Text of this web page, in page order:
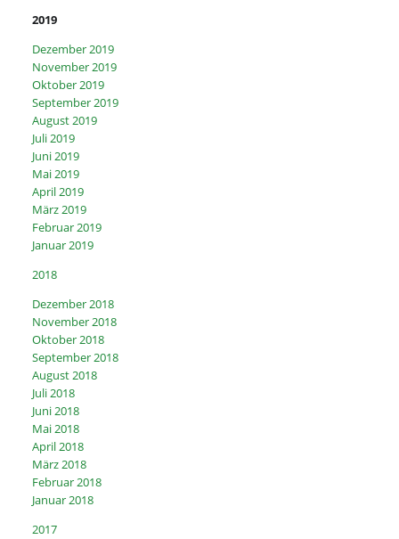
2019
Dezember 2019
November 2019
Oktober 2019
September 2019
August 2019
Juli 2019
Juni 2019
Mai 2019
April 2019
März 2019
Februar 2019
Januar 2019
2018
Dezember 2018
November 2018
Oktober 2018
September 2018
August 2018
Juli 2018
Juni 2018
Mai 2018
April 2018
März 2018
Februar 2018
Januar 2018
2017